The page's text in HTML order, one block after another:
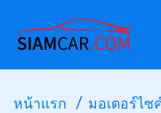
หน้าแรก มอเตอร์ไซ